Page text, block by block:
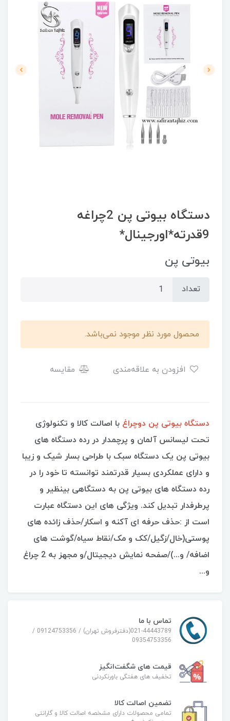
دستگاه بیوتی پن 2چراغه
9قدرته*اورجینال*
بیوتی پن
تعداد
محصول مورد نظر موجود نمی‌باشد.
مقایسه
دستگاه بیوتی پن دوچراغ با اصالت کالا و تکنولوژی
تحت لیسانس آلمان و پرچمدار در رده دستگاه های
بیوتی پن یک دستگاه سبک با طراحی بسار شیک و زیبا
و دارای عملکردی بسیار قدرتمند توانسته تا خود را در
رده دستگاه های بیوتی پن به دستگاهی بینظیر و
پرطرفدار تبدیل کند. ویژگی های این دستگاه عبارت
است از :حذف حرفه ای آکنه و اسکار/حذف زائده های
پوستی(خال/زگیل/کک و مک/نقاط سیاه/گوشت های
اضافه/ و...)/صفحه نمایش دیجیتال/و مجهز به 2 چراغ
و...
تماس با ما
021-44443789(دفترفروش تهران) / 09124753356 /
09354753356
قیمت های شگفت‌انگیز
تخفیف های هفتگی باورنکردنی
تضمین اصالت کالا
تمامی محصولات دارای مشخصه اصالت کالا و گارانتی